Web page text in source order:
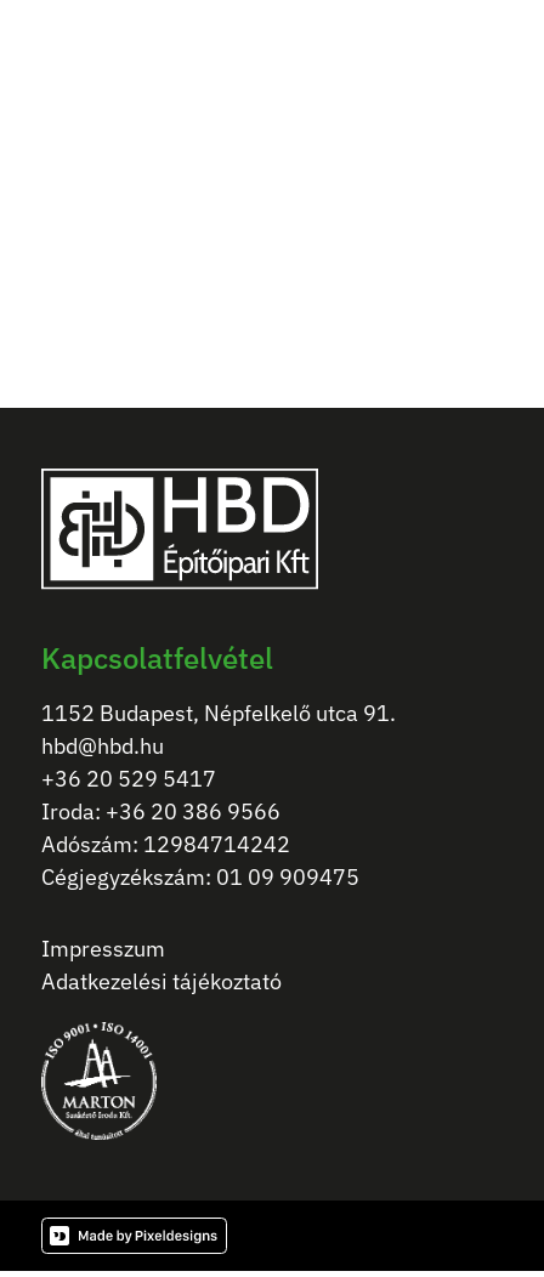
Kapcsolatfelvétel
1152 Budapest, Népfelkelő utca 91.
hbd@hbd.hu
+36 20 529 5417
Iroda: +36 20 386 9566
Adószám: 12984714242
Cégjegyzékszám: 01 09 909475
Impresszum
Adatkezelési tájékoztató